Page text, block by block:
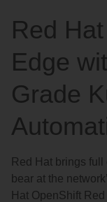
Red
Edge
Grade
Red Hat brings
bear at the
Hat OpenShift